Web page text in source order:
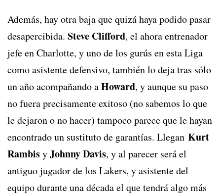
Además, hay otra baja que quizá haya podido pasar
desapercibida. Steve Clifford, el ahora entrenador
jefe en Charlotte, y uno de los gurús en esta Liga
como asistente defensivo, también lo deja tras sólo
un año acompañando aHoward, y aunque su paso
no fuera precisamente exitoso (no sabemos lo que
le dejaron o no hacer) tampoco parece que le hayan
encontrado un sustituto de garantías. Llegan Kurt
RambisyJohnny Davis, y al parecer será el
antiguo jugador de los Lakers, y asistente del
equipo durante una década el que tendrá algo más